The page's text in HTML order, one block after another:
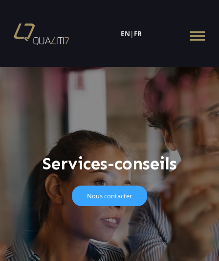
EN | FR
Services-conseils
Nous contacter